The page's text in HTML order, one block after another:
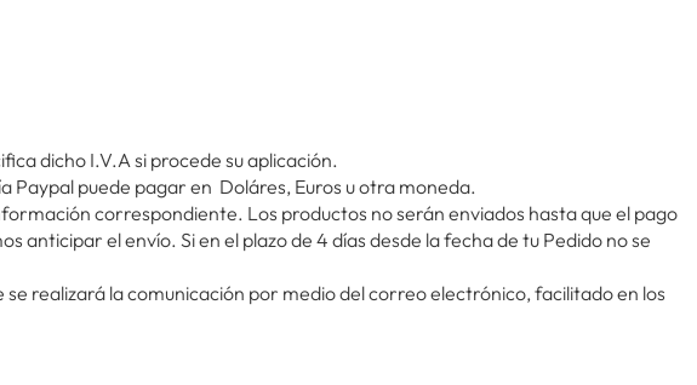
dicho I.V.A si procede su aplicación.
Paypal puede pagar en Doláres, Euros u otra moneda.
correspondiente. Los productos no serán enviados hasta que el pago
el envío. Si en el plazo de 4 días desde la fecha de tu Pedido no se
realizará la comunicación por medio del correo electrónico, facilitado en los